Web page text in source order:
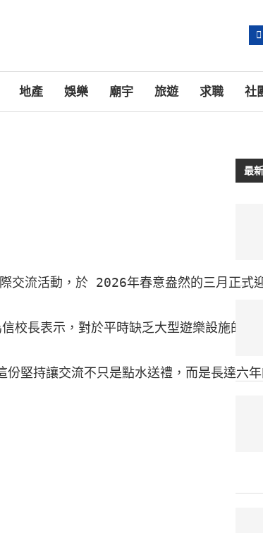
地產 娛樂 廟宇 旅遊 求職 社
交流活動，於 2026年春意盎然的三月正
校長表示，對於平時缺乏大型遊樂設施的
持讓交流不只是點水送禮，而是長達六
最